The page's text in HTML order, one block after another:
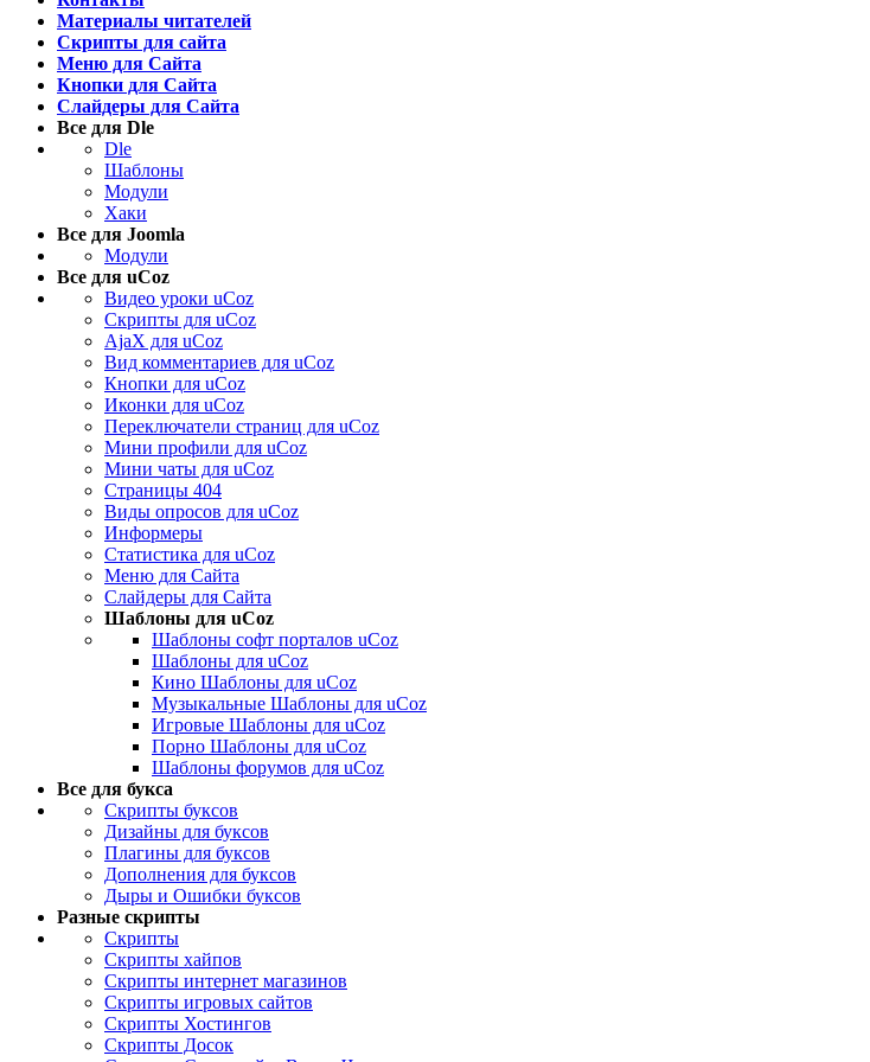
Материалы читателей
Скрипты для сайта
Меню для Сайта
Кнопки для Сайта
Слайдеры для Сайта
Все для Dle
Dle
Шаблоны
Модули
Хаки
Все для Joomla
Модули
Все для uCoz
Видео уроки uCoz
Скрипты для uCoz
AjaX для uCoz
Вид комментариев для uCoz
Кнопки для uCoz
Иконки для uCoz
Переключатели страниц для uCoz
Мини профили для uCoz
Мини чаты для uCoz
Страницы 404
Виды опросов для uCoz
Информеры
Статистика для uCoz
Меню для Сайта
Слайдеры для Сайта
Шаблоны для uCoz
Шаблоны софт порталов uCoz
Шаблоны для uCoz
Кино Шаблоны для uCoz
Музыкальные Шаблоны для uCoz
Игровые Шаблоны для uCoz
Порно Шаблоны для uCoz
Шаблоны форумов для uCoz
Все для букса
Скрипты буксов
Дизайны для буксов
Плагины для буксов
Дополнения для буксов
Дыры и Ошибки буксов
Разные скрипты
Скрипты
Скрипты хайпов
Скрипты интернет магазинов
Скрипты игровых сайтов
Скрипты Хостингов
Скрипты Досок